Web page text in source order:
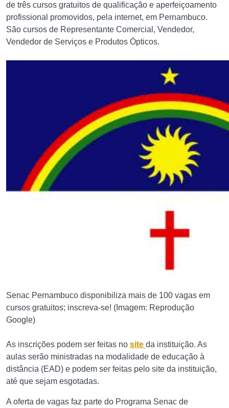
de três cursos gratuitos de qualificação e aperfeiçoamento
profissional promovidos, pela internet, em Pernambuco.
São cursos de Representante Comercial, Vendedor,
Vendedor de Serviços e Produtos Ópticos.
Senac Pernambuco disponibiliza mais de 100 vagas em
cursos gratuitos; inscreva-se! (Imagem: Reprodução
Google)
As inscrições podem ser feitas no site da instituição. As
aulas serão ministradas na modalidade de educação à
distância (EAD) e podem ser feitas pelo site da instituição,
até que sejam esgotadas.
A oferta de vagas faz parte do Programa Senac de